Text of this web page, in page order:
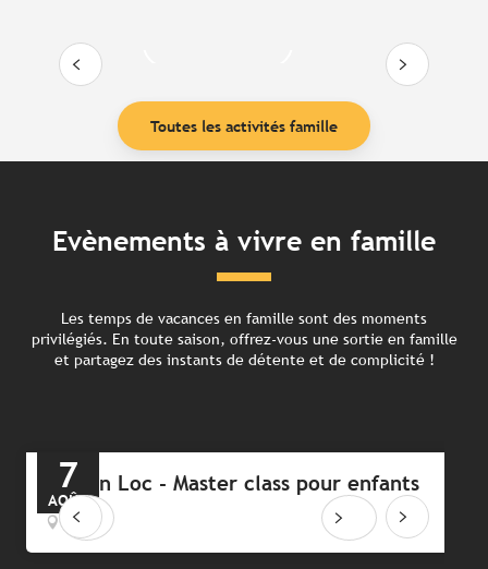
Toutes les activités famille
Evènements à vivre en famille
Les temps de vacances en famille sont des moments
privilégiés. En toute saison, offrez-vous une sortie en famille
et partagez des instants de détente et de complicité !
7
AOÛT
Jazz In Loc - Master class pour enfants
Loctudy